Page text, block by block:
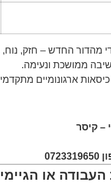
מהדור החדש – חזק,
ממושכת ונעימה.
ארגונומיים
או